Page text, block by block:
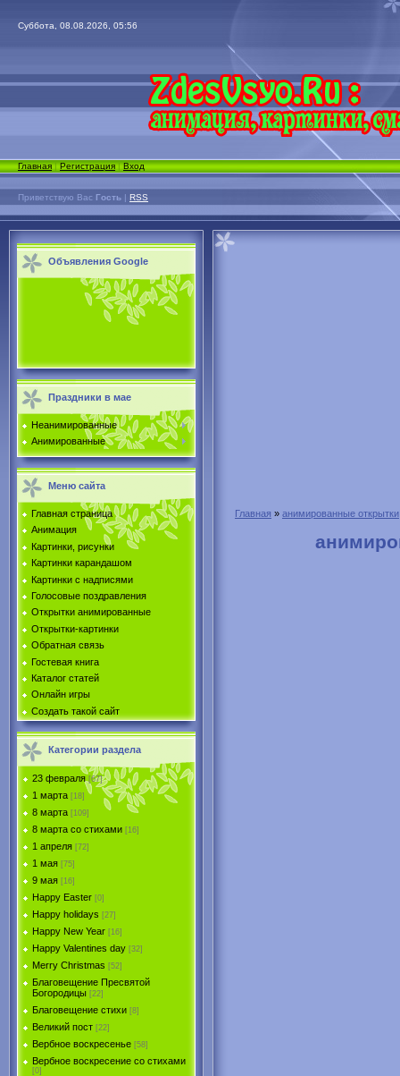
Суббота, 08.08.2026, 05:56
Главная|Регистрация|Вход
Приветствую Вас Гость | RSS
Объявления Google
Праздники в мае
Неанимированные
Анимированные
Меню сайта
Главная страница
Анимация
Картинки, рисунки
Картинки карандашом
Картинки с надписями
Голосовые поздравления
Открытки анимированные
Открытки-картинки
Обратная связь
Гостевая книга
Каталог статей
Онлайн игры
Создать такой сайт
Категории раздела
23 февраля [67]
1 марта [18]
8 марта [109]
8 марта со стихами [16]
1 апреля [72]
1 мая [75]
9 мая [16]
Happy Easter [0]
Happy holidays [27]
Happy New Year [16]
Happy Valentines day [32]
Merry Christmas [52]
Благовещение Пресвятой
Богородицы [22]
Благовещение стихи [8]
Великий пост [22]
Вербное воскресенье [58]
Вербное воскресение со стихами
[0]
Главная » анимированные открытки